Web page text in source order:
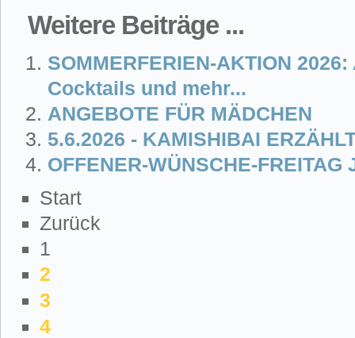
Weitere Beiträge ...
SOMMERFERIEN-AKTION
Cocktails und mehr...
ANGEBOTE FÜR MÄDCHEN
5.6.2026 - KAMISHIBAI
OFFENER-WÜNSCHE-FREITAG
Start
Zurück
1
2
3
4